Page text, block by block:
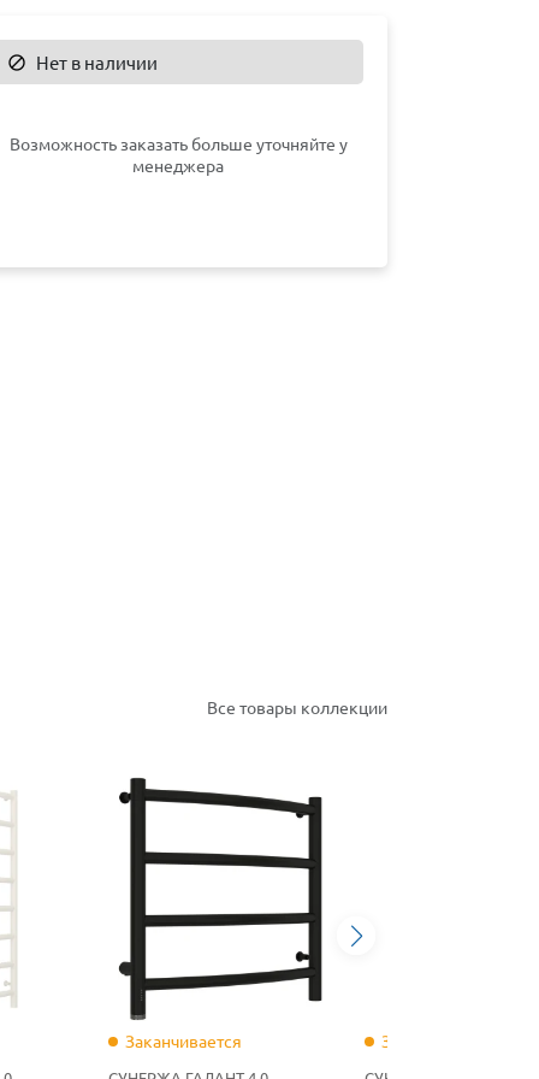
 Нет в наличии
Возможность заказать больше уточняйте у
менеджера
Все товары коллекции
Заканчивается Заканчивается